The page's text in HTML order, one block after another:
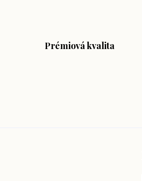
Prémiová kvalita